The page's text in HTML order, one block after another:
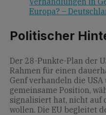
Europa? –
Politischer
Der 28-Punkte-Plan der
Rahmen für einen
Genf verhandeln die
gemeinsame Position,
signalisiert hat, nicht auf
wollen. Die EU begleitet